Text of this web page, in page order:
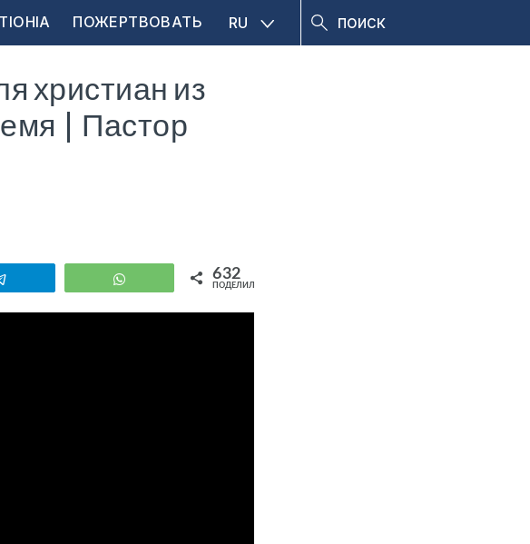
ПОЖЕРТВОВАТЬ RU
христиан из
| Пастор
WhatsApp 632
ПОДЕЛИЛИСЬ